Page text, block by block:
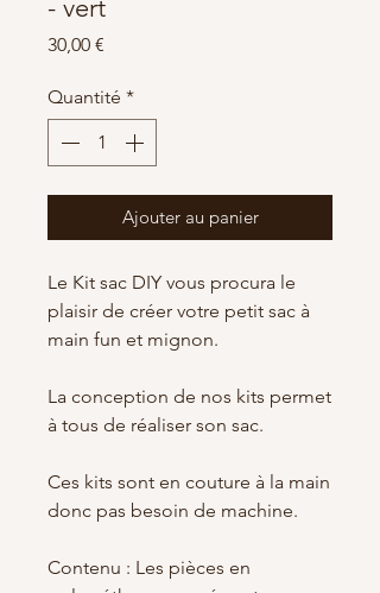
- vert
30,00 €
Quantité *
Ajouter au panier
Le Kit sac DIY vous procura le
plaisir de créer votre petit sac à
main fun et mignon.
La conception de nos kits permet
à tous de réaliser son sac.
Ces kits sont en couture à la main
donc pas besoin de machine.
Contenu : Les pièces en